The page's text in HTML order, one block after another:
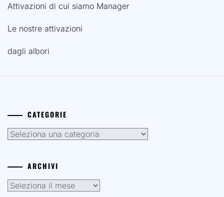
Attivazioni di cui siamo Manager
Le nostre attivazioni
dagli albori
CATEGORIE
Categorie
ARCHIVI
Archivi